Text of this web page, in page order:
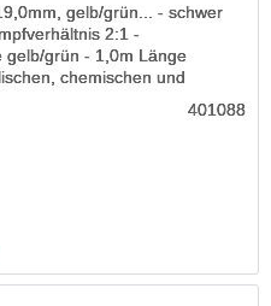
gelb/grün... - schwer
2:1 -
gelb/grün - 1,0m Länge
chemischen und
401088